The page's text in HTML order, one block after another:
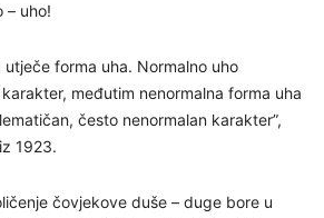
– uho!
forma uha. Normalno uho
međutim nenormalna forma uha
često nenormalan karakter”,
1923.
čovjekove duše – duge bore u